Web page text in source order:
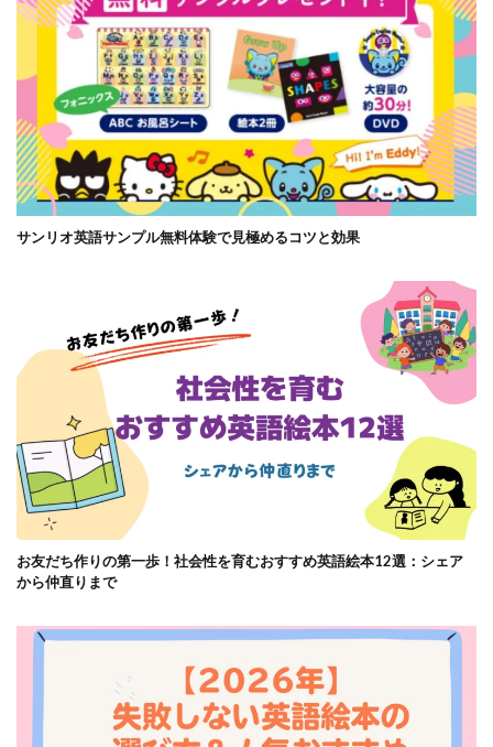
サンリオ英語サンプル無料体験で見極めるコツと効果
お友だち作りの第一歩！社会性を育むおすすめ英語絵本12選：シェア
から仲直りまで